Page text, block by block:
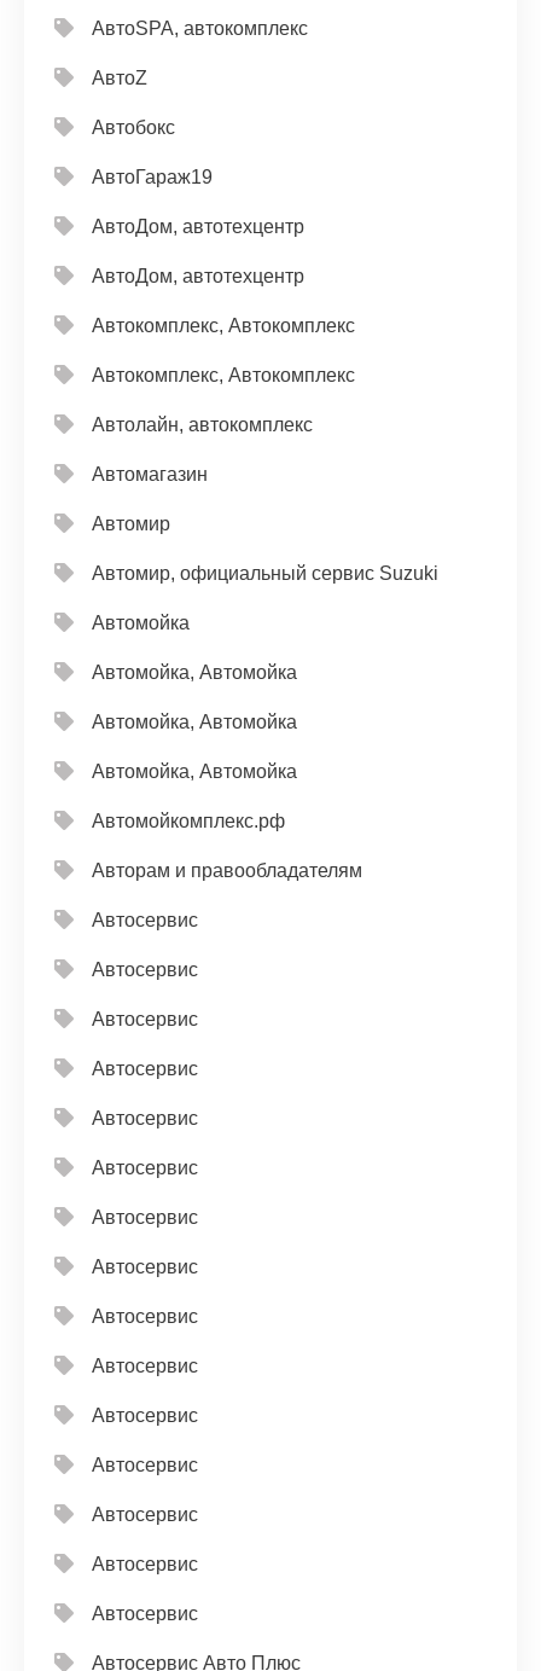
АвтоSPA, автокомплекс
АвтоZ
Автобокс
АвтоГараж19
АвтоДом, автотехцентр
АвтоДом, автотехцентр
Автокомплекс, Автокомплекс
Автокомплекс, Автокомплекс
Автолайн, автокомплекс
Автомагазин
Автомир
Автомир, официальный сервис Suzuki
Автомойка
Автомойка, Автомойка
Автомойка, Автомойка
Автомойка, Автомойка
Автомойкомплекс.рф
Авторам и правообладателям
Автосервис
Автосервис
Автосервис
Автосервис
Автосервис
Автосервис
Автосервис
Автосервис
Автосервис
Автосервис
Автосервис
Автосервис
Автосервис
Автосервис
Автосервис
Автосервис Авто Плюс